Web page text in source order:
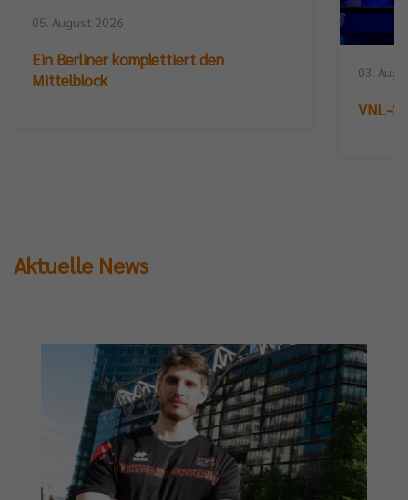
05. August 2026
Ein Berliner komplettiert den
Mittelblock
03.
VNL-
Aktuelle News